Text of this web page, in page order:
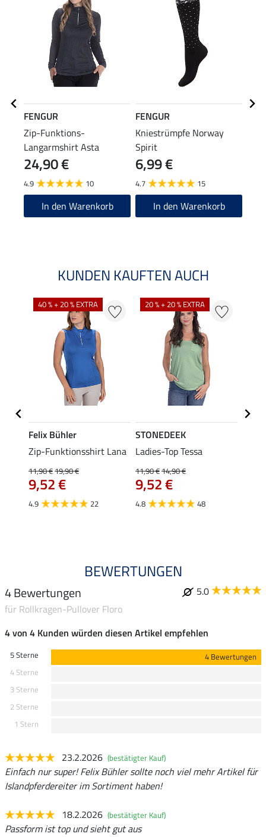
FENGUR
Zip-Funktions-
Langarmshirt Asta
24,90 €
4.9 10
In den Warenkorb
FENGUR
Kniestrümpfe Norway
Spirit
6,99 €
4.7 15
In den Warenkorb
KUNDEN KAUFTEN AUCH
40 % + 20 % EXTRA
Felix Bühler
Zip-Funktionsshirt Lana
11,90 €19,90 €
9,52 €
4.9 22
20 % + 20 % EXTRA
STONEDEEK
Ladies-Top Tessa
11,90 €14,90 €
9,52 €
4.8 48
BEWERTUNGEN
4 Bewertungen
5.0
für Rollkragen-Pullover Floro
4 von 4 Kunden würden diesen Artikel empfehlen
5 Sterne
4 Bewertungen
4 Sterne
3 Sterne
2 Sterne
1 Stern
23.2.2026 (bestätigter Kauf)
Einfach nur super! Felix Bühler sollte noch viel mehr Artikel für
Islandpferdereiter im Sortiment haben!
18.2.2026 (bestätigter Kauf)
Passform ist top und sieht gut aus